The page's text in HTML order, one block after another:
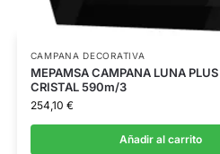
CAMPANA DECORATIVA
MEPAMSA CAMPANA LUNA
CRISTAL 590m/3
254,10 €
Añadir al carrito